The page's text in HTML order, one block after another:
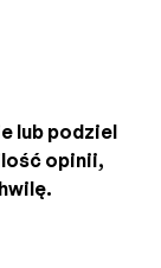
lub podziel
opinii,